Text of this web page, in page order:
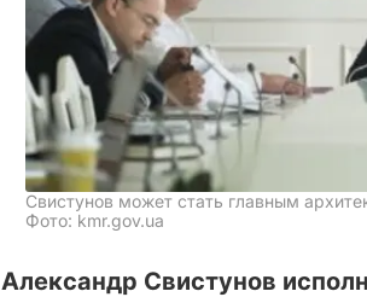
Свистунов может стать главным
Фото: kmr.gov.ua
Александр Свистунов